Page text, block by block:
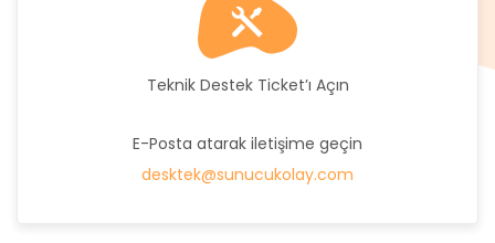
Teknik Destek Ticket’ı Açın
E-Posta atarak iletişime geçin
desktek@sunucukolay.com